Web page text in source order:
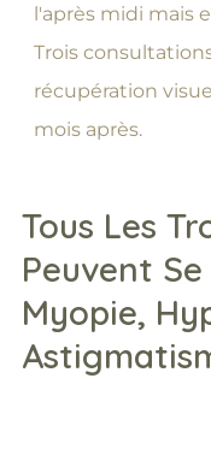
l'après midi mais
Trois
récupération
mois après.
Tous Les
Peuvent
Myopie,